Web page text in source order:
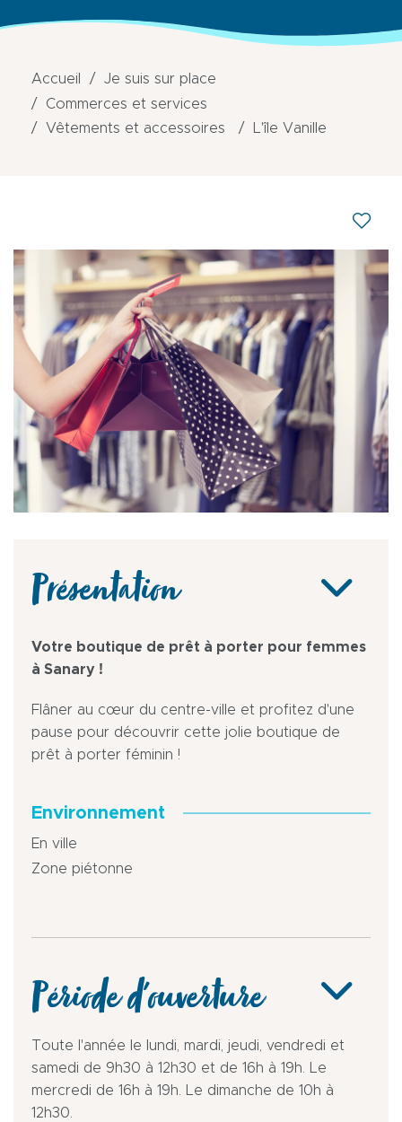
Accueil
Je suis sur place
Commerces et services
Vêtements et accessoires
L'île Vanille
Présentation
Votre boutique de prêt à porter pour femmes
à Sanary !
Flâner au cœur du centre-ville et profitez d'une
pause pour découvrir cette jolie boutique de
prêt à porter féminin !
Environnement
En ville
Zone piétonne
Période d'ouverture
Toute l'année le lundi, mardi, jeudi, vendredi et
samedi de 9h30 à 12h30 et de 16h à 19h. Le
mercredi de 16h à 19h. Le dimanche de 10h à
12h30.